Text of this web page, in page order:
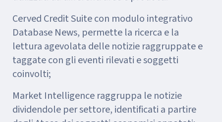
Cerved Credit Suite con modulo integrativo
Database News, permette la ricerca e la
lettura agevolata delle notizie raggruppate e
taggate con gli eventi rilevati e soggetti
coinvolti;
Market Intelligence raggruppa le notizie
dividendole per settore, identificati a partire